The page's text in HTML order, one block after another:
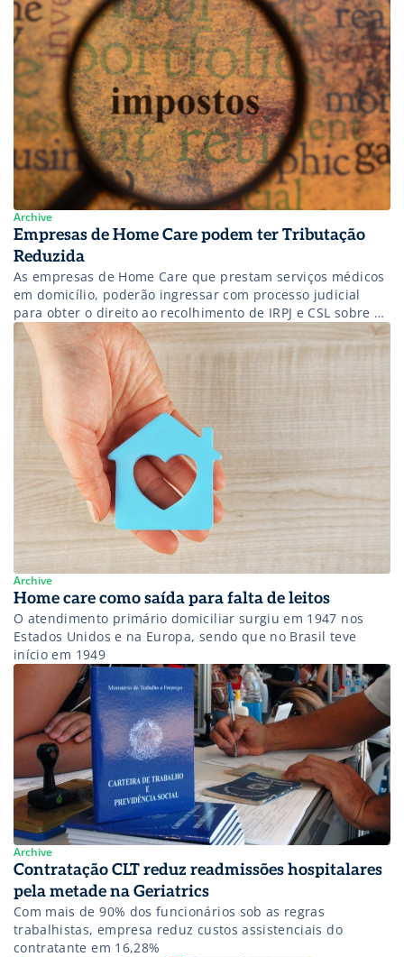
Archive
Empresas de Home Care podem ter Tributação
Reduzida
As empresas de Home Care que prestam serviços médicos
em domicílio, poderão ingressar com processo judicial
para obter o direito ao recolhimento de IRPJ e CSL sobre e
8% e 12% respectivamente, ao invés de 32% para cada um
dos tributos
Archive
Home care como saída para falta de leitos
O atendimento primário domiciliar surgiu em 1947 nos
Estados Unidos e na Europa, sendo que no Brasil teve
início em 1949
Archive
Contratação CLT reduz readmissões hospitalares
pela metade na Geriatrics
Com mais de 90% dos funcionários sob as regras
trabalhistas, empresa reduz custos assistenciais do
contratante em 16,28%